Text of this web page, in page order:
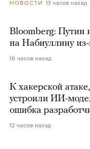
НОВОСТИ 13 часов назад
Bloomberg: Путин
на Набиуллину
16 часов назад
К хакерской
устроили ИИ-
ошибка
12 часов назад